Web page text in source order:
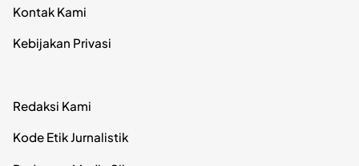
Kontak Kami
Kebijakan Privasi
Redaksi Kami
Kode Etik Jurnalistik